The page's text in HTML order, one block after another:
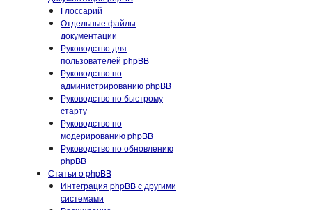
Глоссарий
Отдельные файлы
документации
Руководство для
пользователей phpBB
Руководство по
администрированию phpBB
Руководство по быстрому
старту
Руководство по
модерированию phpBB
Руководство по обновлению
phpBB
Статьи о phpBB
Интеграция phpBB с другими
системами